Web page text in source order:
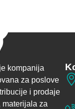
kompanija
za poslove
i prodaje
materijala za